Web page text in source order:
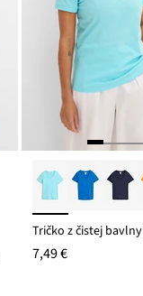
Tričko z čistej bavlny
7,49 €